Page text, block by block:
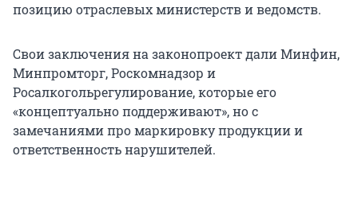
позицию отраслевых министерств и ведомств.
Свои заключения на законопроект дали Минфин,
Минпромторг, Роскомнадзор и
Росалкогольрегулирование, которые его
«концептуально поддерживают», но с
замечаниями про маркировку продукции и
ответственность нарушителей.